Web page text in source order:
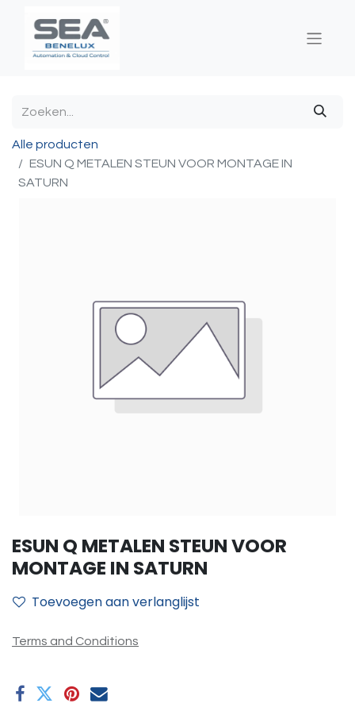
Alle producten
ESUN Q METALEN STEUN VOOR MONTAGE IN
SATURN
ESUN Q METALEN STEUN VOOR
MONTAGE IN SATURN
Toevoegen aan verlanglijst
Terms and Conditions